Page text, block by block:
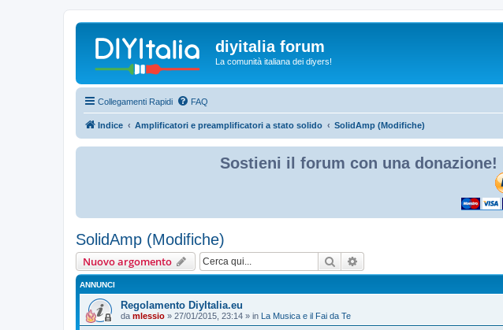
diyitalia forum
La comunità italiana dei diyers!
Collegamenti Rapidi FAQ
Indice Amplificatori e preamplificatori a stato solido SolidAmp (Modifiche)
Sostieni il forum con una
SolidAmp (Modifiche)
Nuovo argomento Cerca
ANNUNCI
Regolamento DiyItalia.eu
da mlessio » 27/01/2015, 23:14 » in La Musica e il Fai da Te